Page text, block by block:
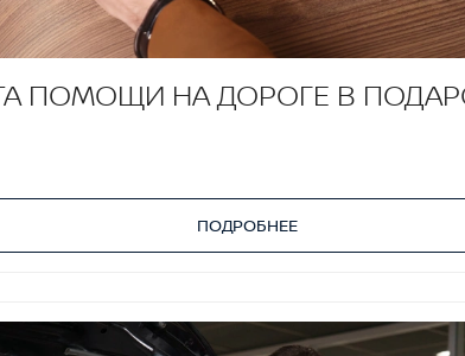
ПОМОЩИ НА ДОРОГЕ В
ПОДРОБНЕЕ